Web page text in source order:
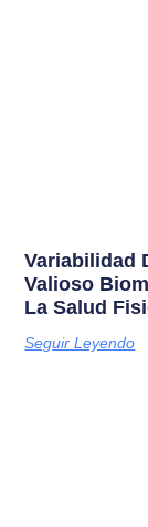
Variabilidad
Valioso
La Salud
Seguir Leyendo